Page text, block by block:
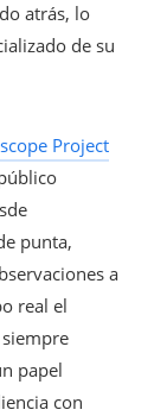
atrás, lo
de su
Project
punta,
a
real el
papel
con